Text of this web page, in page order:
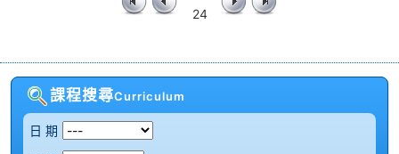
24
課程搜尋Curriculum
日 期